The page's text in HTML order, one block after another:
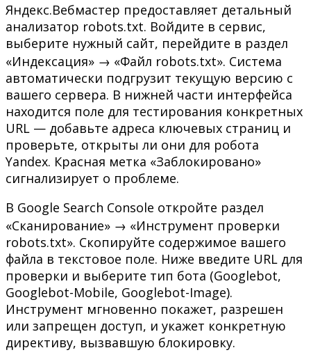
Яндекс.Вебмастер предоставляет детальный
анализатор robots.txt. Войдите в сервис,
выберите нужный сайт, перейдите в раздел
«Индексация» → «Файл robots.txt». Система
автоматически подгрузит текущую версию с
вашего сервера. В нижней части интерфейса
находится поле для тестирования конкретных
URL — добавьте адреса ключевых страниц и
проверьте, открыты ли они для робота
Yandex. Красная метка «Заблокировано»
сигнализирует о проблеме.
В Google Search Console откройте раздел
«Сканирование» → «Инструмент проверки
robots.txt». Скопируйте содержимое вашего
файла в текстовое поле. Ниже введите URL для
проверки и выберите тип бота (Googlebot,
Googlebot-Mobile, Googlebot-Image).
Инструмент мгновенно покажет, разрешен
или запрещен доступ, и укажет конкретную
директиву, вызвавшую блокировку.